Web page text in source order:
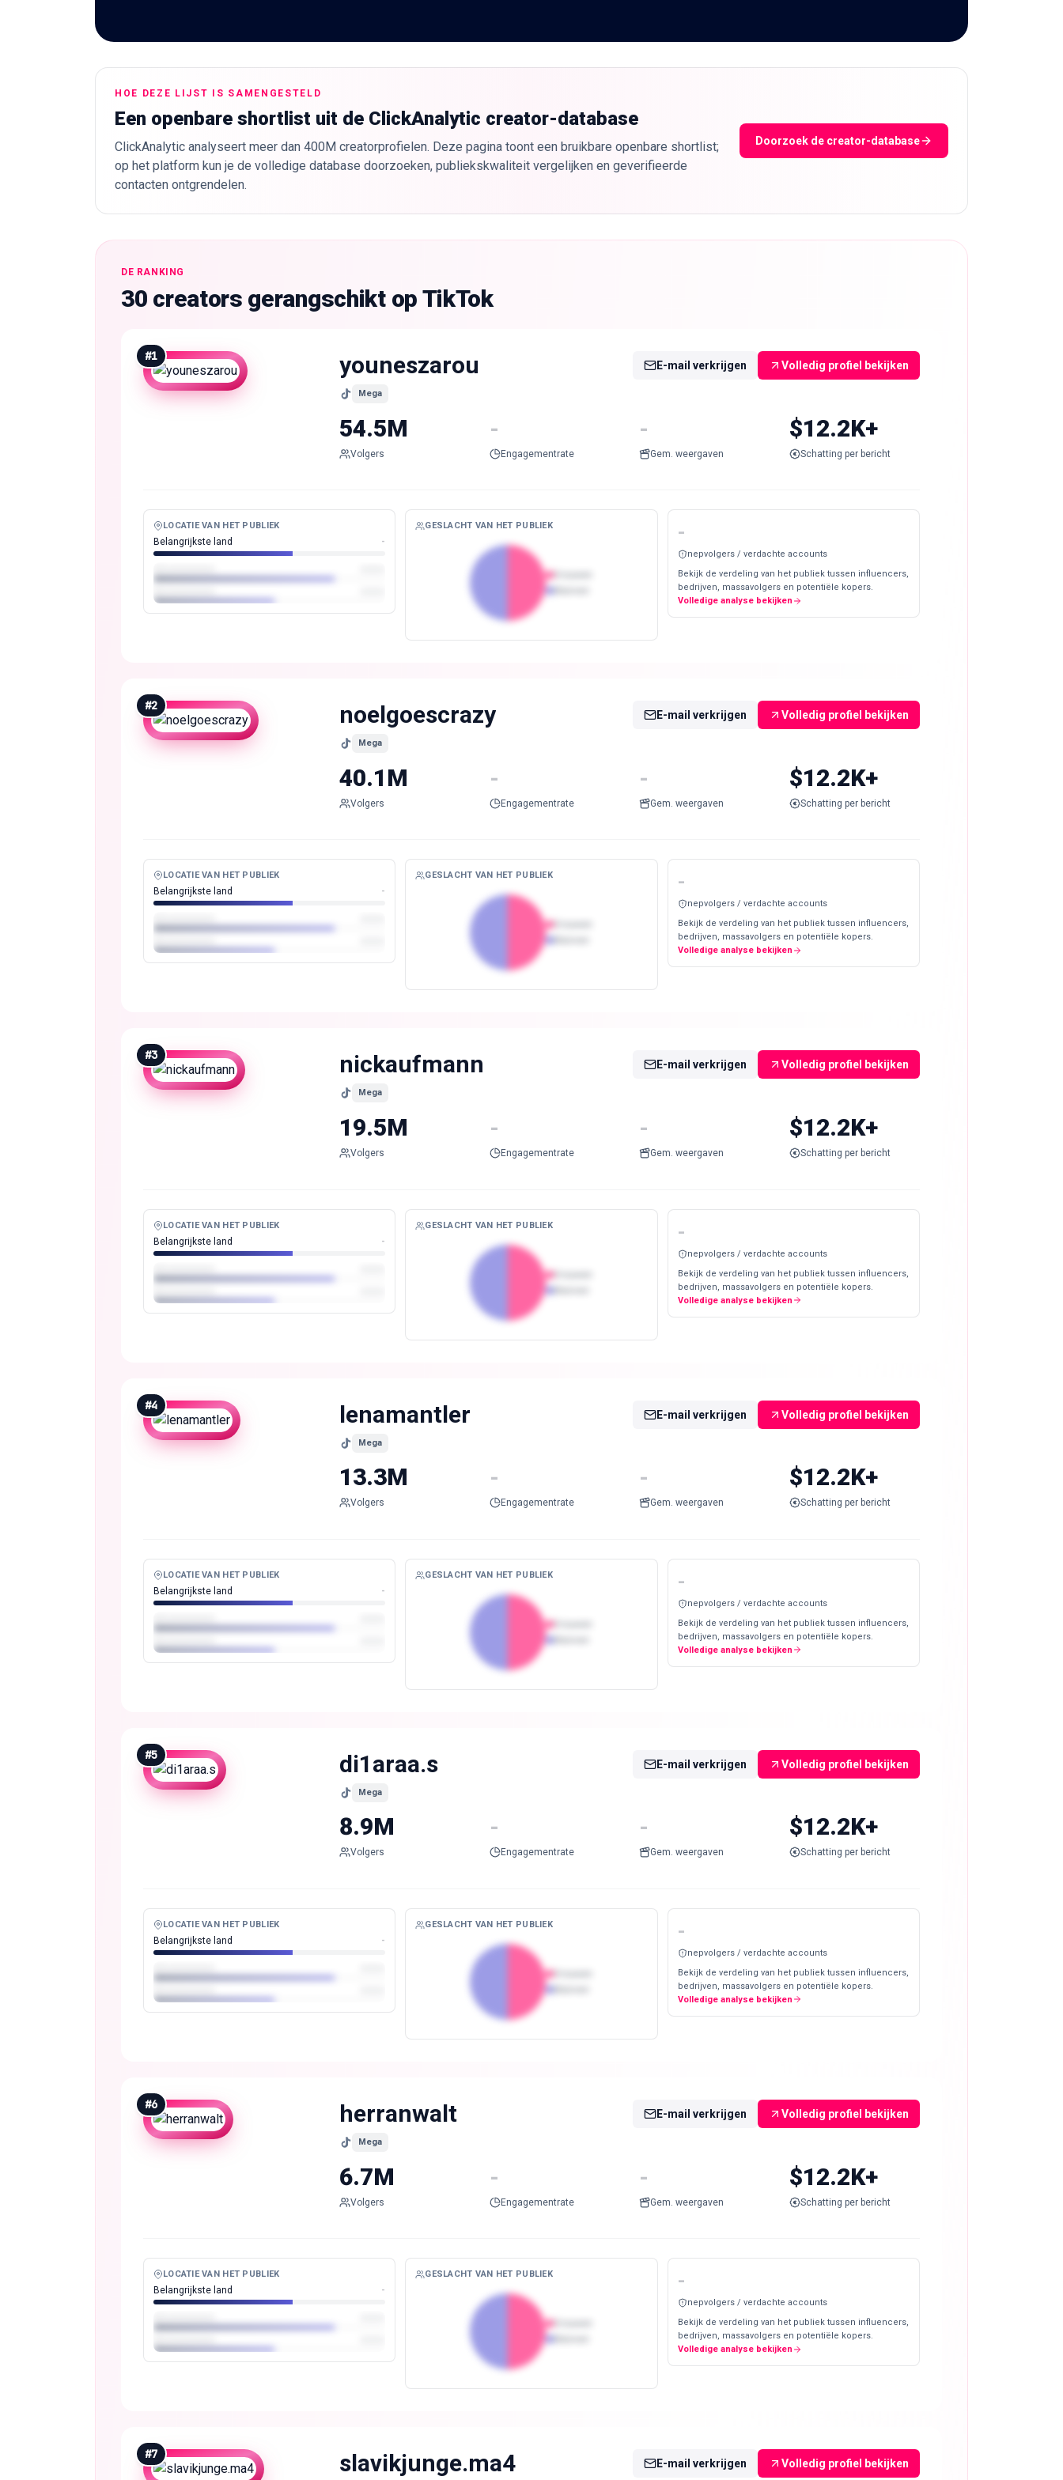
HOE DEZE LIJST IS SAMENGESTELD
Een openbare shortlist uit de ClickAnalytic creator-database
ClickAnalytic analyseert meer dan 400M creatorprofielen. Deze pagina toont een bruikbare openbare shortlist;
op het platform kun je de volledige database doorzoeken, publiekskwaliteit vergelijken en geverifieerde
contacten ontgrendelen.
Doorzoek de creator-database
DE RANKING
30 creators gerangschikt op TikTok
#1 youneszarou
Mega
E-mail verkrijgen Volledig profiel bekijken
54.5M
Volgers
-
Engagementrate
-
Gem. weergaven
$12.2K+
Schatting per bericht
LOCATIE VAN HET PUBLIEK
Belangrijkste land -
GESLACHT VAN HET PUBLIEK -
nepvolgers / verdachte accounts
Bekijk de verdeling van het publiek tussen influencers,
bedrijven, massavolgers en potentiële kopers.
Volledige analyse bekijken
#2 noelgoescrazy
Mega
E-mail verkrijgen Volledig profiel bekijken
40.1M
Volgers
-
Engagementrate
-
Gem. weergaven
$12.2K+
Schatting per bericht
LOCATIE VAN HET PUBLIEK
Belangrijkste land -
GESLACHT VAN HET PUBLIEK -
nepvolgers / verdachte accounts
Bekijk de verdeling van het publiek tussen influencers,
bedrijven, massavolgers en potentiële kopers.
Volledige analyse bekijken
#3 nickaufmann
Mega
E-mail verkrijgen Volledig profiel bekijken
19.5M
Volgers
-
Engagementrate
-
Gem. weergaven
$12.2K+
Schatting per bericht
LOCATIE VAN HET PUBLIEK
Belangrijkste land -
GESLACHT VAN HET PUBLIEK
Vrouwen
-
nepvolgers / verdachte accounts
Bekijk de verdeling van het publiek tussen influencers,
bedrijven, massavolgers en potentiële kopers.
Volledige analyse bekijken
#4 lenamantler
Mega
E-mail verkrijgen Volledig profiel bekijken
13.3M
Volgers
-
Engagementrate
-
Gem. weergaven
$12.2K+
Schatting per bericht
LOCATIE VAN HET PUBLIEK
Belangrijkste land -
GESLACHT VAN HET PUBLIEK
Vrouwen
-
nepvolgers / verdachte accounts
Bekijk de verdeling van het publiek tussen influencers,
bedrijven, massavolgers en potentiële kopers.
Volledige analyse bekijken
#5 di1araa.s
Mega
E-mail verkrijgen Volledig profiel bekijken
8.9M
Volgers
-
Engagementrate
-
Gem. weergaven
$12.2K+
Schatting per bericht
LOCATIE VAN HET PUBLIEK
Belangrijkste land -
GESLACHT VAN HET PUBLIEK -
nepvolgers / verdachte accounts
Bekijk de verdeling van het publiek tussen influencers,
bedrijven, massavolgers en potentiële kopers.
Volledige analyse bekijken
#6 herranwalt
Mega
E-mail verkrijgen Volledig profiel bekijken
6.7M
Volgers
-
Engagementrate
-
Gem. weergaven
$12.2K+
Schatting per bericht
LOCATIE VAN HET PUBLIEK
Belangrijkste land -
GESLACHT VAN HET PUBLIEK -
nepvolgers / verdachte accounts
Bekijk de verdeling van het publiek tussen influencers,
bedrijven, massavolgers en potentiële kopers.
Volledige analyse bekijken
#7 slavikjunge.ma4 E-mail verkrijgen Volledig profiel bekijken